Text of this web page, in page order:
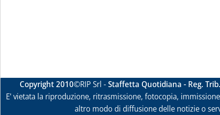
Copyright 2010©RIP Srl -Staffetta Quotidiana - Reg.
E' vietata la riproduzione, ritrasmissione, fotocopia,
altro modo di diffusione delle notizie o